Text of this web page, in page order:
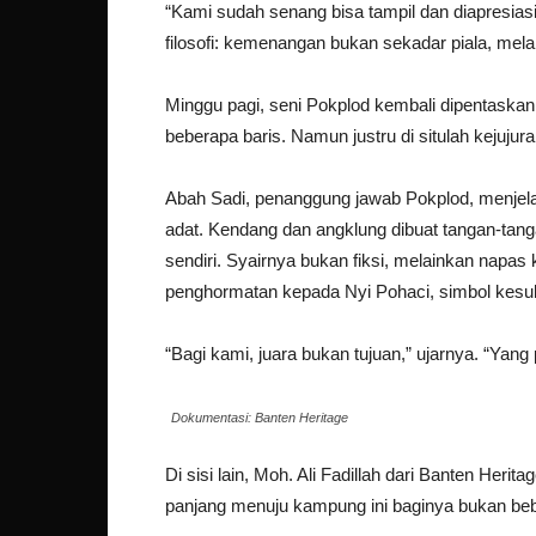
“Kami sudah senang bisa tampil dan
filosofi: kemenangan bukan sekadar piala,
Minggu pagi, seni Pokplod kembali
beberapa baris. Namun justru di situlah
Abah Sadi, penanggung jawab Pokplod,
adat. Kendang dan angklung dibuat tangan-
sendiri. Syairnya bukan fiksi, melainkan napas
penghormatan kepada Nyi Pohaci, simbol
“Bagi kami, juara bukan tujuan,” ujarnya.
Dokumentasi: Banten Heritage
Di sisi lain, Moh. Ali Fadillah dari Banten
panjang menuju kampung ini baginya bukan